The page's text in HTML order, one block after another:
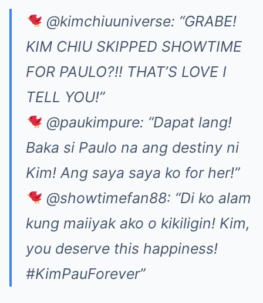
@kimchiuuniverse: “GRABE!
KIM CHIU SKIPPED SHOWTIME
FOR PAULO?!! THAT’S LOVE I
TELL YOU!”
@paukimpure: “Dapat lang!
Baka si Paulo na ang destiny ni
Kim! Ang saya saya ko for her!”
@showtimefan88: “Di ko alam
kung maiiyak ako o kikiligin! Kim,
you deserve this happiness!
#KimPauForever”